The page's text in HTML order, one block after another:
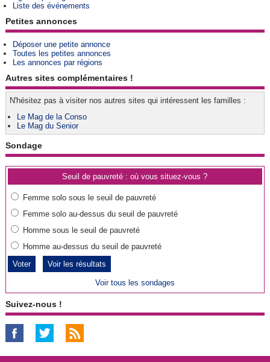
Liste des événements
Petites annonces
Déposer une petite annonce
Toutes les petites annonces
Les annonces par régions
Autres sites complémentaires !
N'hésitez pas à visiter nos autres sites qui intéressent les familles :
Le Mag de la Conso
Le Mag du Senior
Sondage
Seuil de pauvreté : où vous situez-vous ?
Femme solo sous le seuil de pauvreté
Femme solo au-dessus du seuil de pauvreté
Homme sous le seuil de pauvreté
Homme au-dessus du seuil de pauvreté
Voir les résultats
Voir tous les sondages
Suivez-nous !